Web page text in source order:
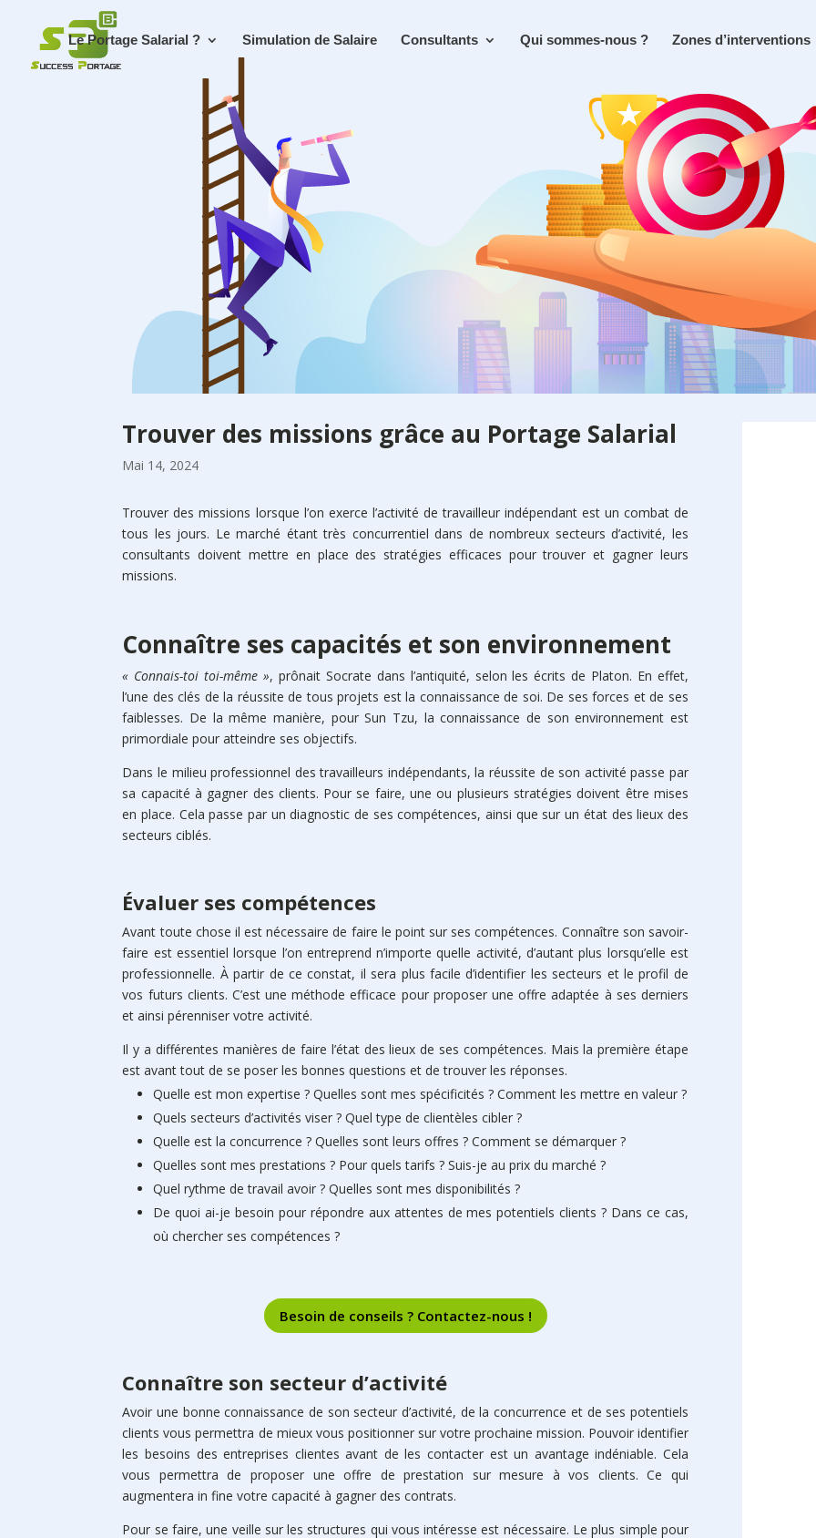
Le Portage Salarial ? Simulation de Salaire Consultants Qui sommes-nous ? Zones d’interventions
Trouver des missions grâce au Portage Salarial
Mai 14, 2024
Trouver des missions lorsque l’on exerce l’activité de travailleur indépendant est un combat de
tous les jours. Le marché étant très concurrentiel dans de nombreux secteurs d’activité, les
consultants doivent mettre en place des stratégies efficaces pour trouver et gagner leurs
missions.
Connaître ses capacités et son environnement
« Connais-toi toi-même », prônait Socrate dans l’antiquité, selon les écrits de Platon. En effet,
l’une des clés de la réussite de tous projets est la connaissance de soi. De ses forces et de ses
faiblesses. De la même manière, pour Sun Tzu, la connaissance de son environnement est
primordiale pour atteindre ses objectifs.
Dans le milieu professionnel des travailleurs indépendants, la réussite de son activité passe par
sa capacité à gagner des clients. Pour se faire, une ou plusieurs stratégies doivent être mises
en place. Cela passe par un diagnostic de ses compétences, ainsi que sur un état des lieux des
secteurs ciblés.
Évaluer ses compétences
Avant toute chose il est nécessaire de faire le point sur ses compétences. Connaître son savoir-
faire est essentiel lorsque l’on entreprend n’importe quelle activité, d’autant plus lorsqu’elle est
professionnelle. À partir de ce constat, il sera plus facile d’identifier les secteurs et le profil de
vos futurs clients. C’est une méthode efficace pour proposer une offre adaptée à ses derniers
et ainsi pérenniser votre activité.
Il y a différentes manières de faire l’état des lieux de ses compétences. Mais la première étape
est avant tout de se poser les bonnes questions et de trouver les réponses.
Quelle est mon expertise ? Quelles sont mes spécificités ? Comment les mettre en valeur ?
Quels secteurs d’activités viser ? Quel type de clientèles cibler ?
Quelle est la concurrence ? Quelles sont leurs offres ? Comment se démarquer ?
Quelles sont mes prestations ? Pour quels tarifs ? Suis-je au prix du marché ?
Quel rythme de travail avoir ? Quelles sont mes disponibilités ?
De quoi ai-je besoin pour répondre aux attentes de mes potentiels clients ? Dans ce cas,
où chercher ses compétences ?
Besoin de conseils ? Contactez-nous !
Connaître son secteur d’activité
Avoir une bonne connaissance de son secteur d’activité, de la concurrence et de ses potentiels
clients vous permettra de mieux vous positionner sur votre prochaine mission. Pouvoir identifier
les besoins des entreprises clientes avant de les contacter est un avantage indéniable. Cela
vous permettra de proposer une offre de prestation sur mesure à vos clients. Ce qui
augmentera in fine votre capacité à gagner des contrats.
Pour se faire, une veille sur les structures qui vous intéresse est nécessaire. Le plus simple pour